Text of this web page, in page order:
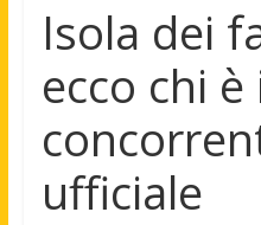
Isola dei
ecco chi
ufficiale